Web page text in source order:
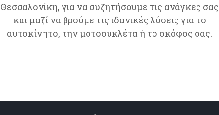
Θεσσαλονίκη, για να συζητήσουμε τις ανάγκες σας
και μαζί να βρούμε τις ιδανικές λύσεις για το
αυτοκίνητο, την μοτοσυκλέτα ή το σκάφος σας.